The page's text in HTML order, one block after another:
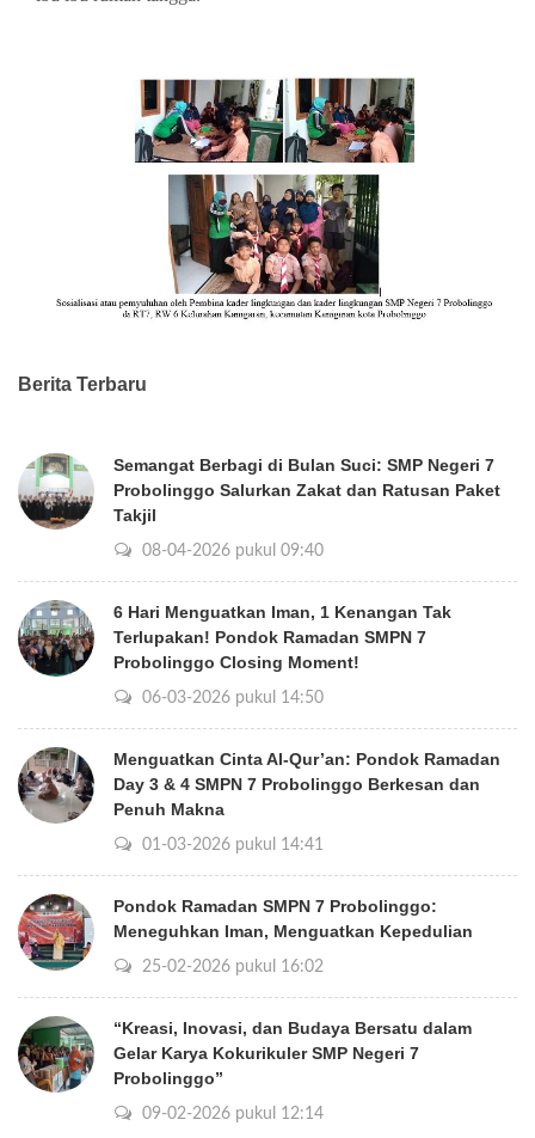
Berita Terbaru
Semangat Berbagi di Bulan Suci: SMP Negeri 7
Probolinggo Salurkan Zakat dan Ratusan Paket
Takjil
08-04-2026 pukul 09:40
6 Hari Menguatkan Iman, 1 Kenangan Tak
Terlupakan! Pondok Ramadan SMPN 7
Probolinggo Closing Moment!
06-03-2026 pukul 14:50
Menguatkan Cinta Al-Qur’an: Pondok Ramadan
Day 3 & 4 SMPN 7 Probolinggo Berkesan dan
Penuh Makna
01-03-2026 pukul 14:41
Pondok Ramadan SMPN 7 Probolinggo:
Meneguhkan Iman, Menguatkan Kepedulian
25-02-2026 pukul 16:02
“Kreasi, Inovasi, dan Budaya Bersatu dalam
Gelar Karya Kokurikuler SMP Negeri 7
Probolinggo”
09-02-2026 pukul 12:14